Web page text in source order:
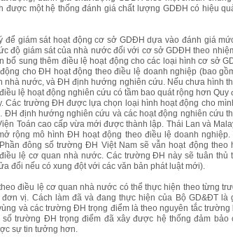
được một hệ thống đánh giá chất lượng GDĐH có hiệu
để giám sát hoạt động cơ sở GDĐH dựa vào đánh giá
độ giám sát của nhà nước đối với cơ sở GDĐH theo
bổ sung thêm điều lệ hoạt động cho các loại hình cơ sở
cho ĐH hoạt động theo điều lệ doanh nghiệp (bao
nước, và ĐH định hướng nghiên cứu. Nếu chưa hình
lệ hoạt động nghiên cứu có tầm bao quát rộng hơn Quy
Các trường ĐH được lựa chọn loại hình hoạt động cho
định hướng nghiên cứu và các hoạt động nghiên cứu
Toán cao cấp vừa mới được thành lập. Thái Lan và
rộng mô hình ĐH hoạt động theo điều lệ doanh nghiệp.
đông số trường ĐH Việt Nam sẽ vẫn hoạt động theo
lệ cơ quan nhà nước. Các trường ĐH này sẽ tuân thủ
đổi nếu có xung đột với các văn bản phát luật mới).
điều lệ cơ quan nhà nước có thể thực hiện theo từng
vị. Cách làm đã và đang thực hiện của Bộ GD&ĐT là
và các trường ĐH trọng điểm là theo nguyên tắc trường
trường ĐH trọng điểm đã xây được hệ thống đảm bảo
sự tin tưởng hơn.